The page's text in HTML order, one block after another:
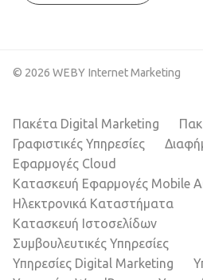
© 2026 WEBY Internet Marketing
Πακέτα Digital Marketing
Γραφιστικές Υπηρεσίες
Εφαρμογές Cloud
Κατασκευή Εφαρμογές Mobile
Ηλεκτρονικά Καταστήματα
Κατασκευή Ιστοσελίδων
Συμβουλευτικές Υπηρεσίες
Υπηρεσίες Digital Marketing